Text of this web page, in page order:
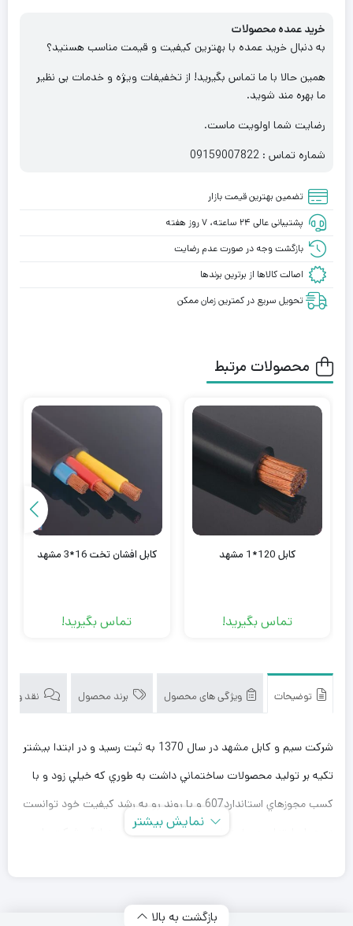
خرید عمده محصولات
به دنبال خرید عمده با بهترین کیفیت و قیمت مناسب هستید؟
همین حالا با ما تماس بگیرید! از تخفیفات ویژه و خدمات بی نظیر
ما بهره مند شوید.
رضایت شما اولویت ماست.
شماره تماس : 09159007822
تضمین بهترین قیمت بازار
پشتیبانی عالی ۲۴ ساعته، ۷ روز هفته
بازگشت وجه در صورت عدم رضایت
اصالت کالاها از برترین برندها
تحویل سریع در کمترین زمان ممکن
محصولات مرتبط
کابل 120*1 مشهد
تماس بگیرید!
کابل افشان تخت 16*3 مشهد
تماس بگیرید!
توضیحات ویژگی های محصول برند محصول نقد و
شرکت سيم و كابل مشهد در سال 1370 به ثبت رسيد و در ابتدا بيشتر
تكيه بر توليد محصولات ساختماني داشت به طوري كه خيلي زود و با
كسب مجوزهاي استاندارد607 و با روند رو به رشد كيفيت خود توانست
در همان ابتدا سهم خود را در بازار به دست آورد. بعد از آن شركت با
توليد كابل هاي مخابراتي توانست در آن زمان نقش عمده اي در پرو‍‍‍‍‍‍‍‍‍‍ژه
نمایش بیشتر
بازگشت به بالا